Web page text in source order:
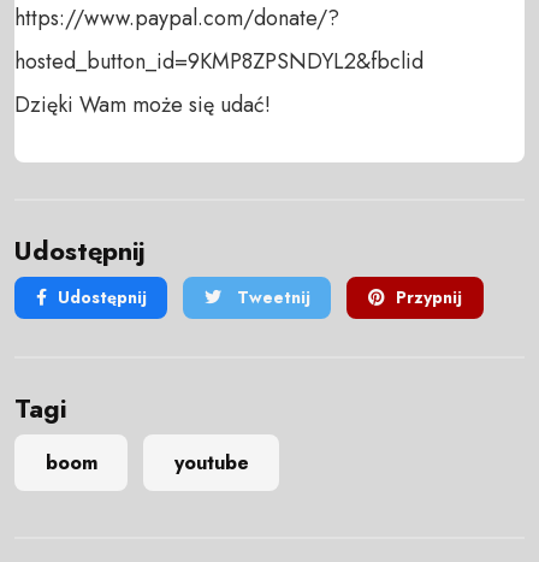
https://www.paypal.com/donate/?
hosted_button_id=9KMP8ZPSNDYL2&fbclid
Dzięki Wam może się udać!
Udostępnij
Udostępnij Tweetnij Przypnij
Tagi
boom youtube